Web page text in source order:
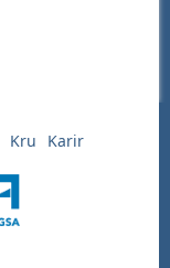
Kru Karir